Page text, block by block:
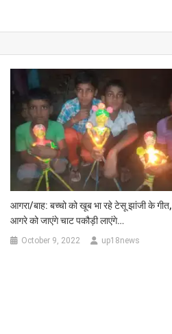
आगरा/बाह: बच्चो को खूब भा रहे टेसू झांजी के गीत,
आगरे को जाएंगे चाट पकौड़ी लाएंगे…
October 9, 2022 up18news